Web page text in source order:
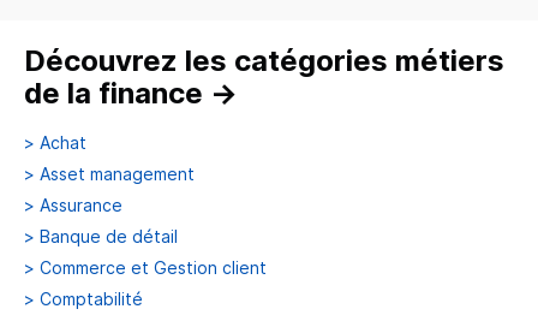
Découvrez les catégories métiers
de la finance →
> Achat
> Asset management
> Assurance
> Banque de détail
> Commerce et Gestion client
> Comptabilité